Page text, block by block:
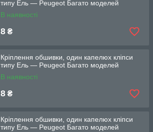
типу Ель — Peugeot Багато моделей
В наявності
8 ₴
Кріплення обшивки, один капелюх кліпси
типу Ель — Peugeot Багато моделей
В наявності
8 ₴
Кріплення обшивки, один капелюх кліпси
типу Ель — Peugeot Багато моделей